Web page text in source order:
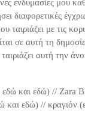
ενδυμασίες μου
διαφορετικές
ταιριάζει με τις
σε αυτή τη
αυτή την
και εδώ) // Zara
και εδώ) //